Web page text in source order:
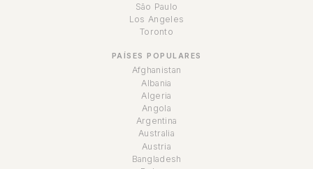
São Paulo
Los Angeles
Toronto
PAÍSES POPULARES
Afghanistan
Albania
Algeria
Angola
Argentina
Australia
Austria
Bangladesh